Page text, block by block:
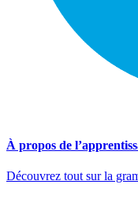
À propos de
Découvrez tout sur la